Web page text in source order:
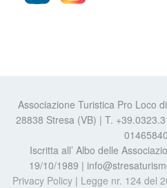
Associazione Turistica Pro Loco
28838 Stresa (VB) | T.
Iscritta all’ Albo delle
19/10/1989 |
Privacy Policy | Legge nr. 124 del